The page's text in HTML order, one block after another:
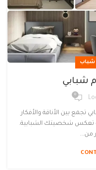
شباب
شبابي
0
بين الأناقة والأفكار
تعكس شخصيتك الشبابية.
من...